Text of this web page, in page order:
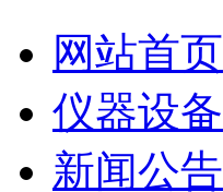
网站首页
仪器设备
新闻公告